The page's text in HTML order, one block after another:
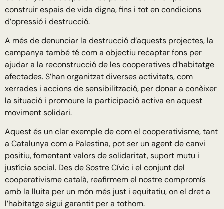
construir espais de vida digna, fins i tot en condicions
d’opressió i destrucció.
A més de denunciar la destrucció d’aquests projectes, la
campanya també té com a objectiu recaptar fons per
ajudar a la reconstrucció de les cooperatives d’habitatge
afectades. S’han organitzat diverses activitats, com
xerrades i accions de sensibilització, per donar a conèixer
la situació i promoure la participació activa en aquest
moviment solidari.
Aquest és un clar exemple de com el cooperativisme, tant
a Catalunya com a Palestina, pot ser un agent de canvi
positiu, fomentant valors de solidaritat, suport mutu i
justícia social. Des de Sostre Cívic i el conjunt del
cooperativisme català, reafirmem el nostre compromís
amb la lluita per un món més just i equitatiu, on el dret a
l’habitatge sigui garantit per a tothom.